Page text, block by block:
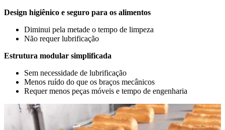
Design higiênico e seguro para os alimentos
Diminui pela metade o tempo de limpeza
Não requer lubrificação
Estrutura modular simplificada
Sem necessidade de lubrificação
Menos ruído do que os braços mecânicos
Requer menos peças móveis e tempo de engenharia